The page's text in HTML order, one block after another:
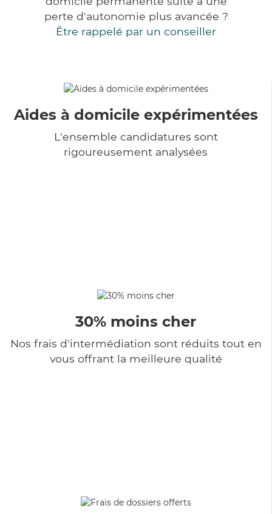
perte d'autonomie plus avancée ?
Être rappelé par un conseiller
Aides à domicile expérimentées
L'ensemble candidatures sont
rigoureusement analysées
30% moins cher
Nos frais d'intermédiation sont réduits tout en
vous offrant la meilleure qualité